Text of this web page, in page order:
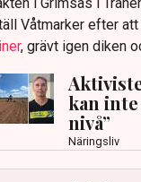
Våtmarker efter
, grävt igen diken
kan
nivå”
Näringsliv